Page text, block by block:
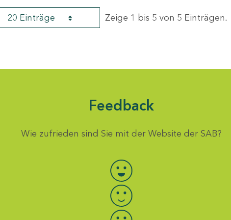
20 Einträge Zeige 1 bis 5 von 5 Einträgen.
Feedback
Wie zufrieden sind Sie mit der Website der SAB?
Bewertung auswählen